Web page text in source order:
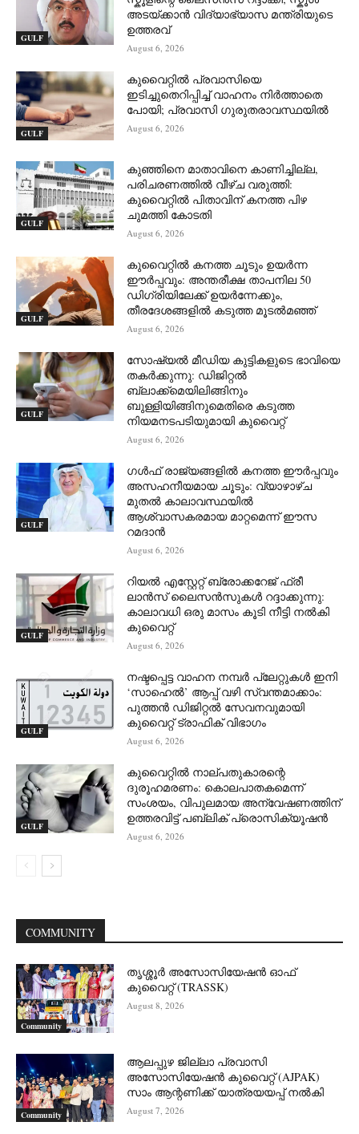
GULF
അടയ്ക്കാൻ വിദ്യാഭ്യാസ മന്ത്രിയുടെ
ഉത്തരവ്
August 6, 2026
GULF
കുവൈറ്റിൽ പ്രവാസിയെ
ഇടിച്ചുതെറിപ്പിച്ച് വാഹനം നിർത്താതെ
പോയി; പ്രവാസി ഗുരുതരാവസ്ഥയിൽ
August 6, 2026
GULF
കുഞ്ഞിനെ മാതാവിനെ കാണിച്ചില്ല,
പരിചരണത്തിൽ വീഴ്ച വരുത്തി:
കുവൈറ്റിൽ പിതാവിന് കനത്ത പിഴ
ചുമത്തി കോടതി
August 6, 2026
GULF
കുവൈറ്റിൽ കനത്ത ചൂടും ഉയർന്ന
ഈർപ്പവും: അന്തരീക്ഷ താപനില 50
ഡിഗ്രിയിലേക്ക് ഉയർന്നേക്കും,
തീരദേശങ്ങളിൽ കടുത്ത മൂടൽമഞ്ഞ്
August 6, 2026
GULF
സോഷ്യൽ മീഡിയ കുട്ടികളുടെ ഭാവിയെ
തകർക്കുന്നു: ഡിജിറ്റൽ
ബ്ലാക്ക്‌മെയിലിങ്ങിനും
ബുള്ളിയിങ്ങിനുമെതിരെ കടുത്ത
നിയമനടപടിയുമായി കുവൈറ്റ്
August 6, 2026
GULF
ഗൾഫ് രാജ്യങ്ങളിൽ കനത്ത ഈർപ്പവും
അസഹനീയമായ ചൂടും: വ്യാഴാഴ്ച
മുതൽ കാലാവസ്ഥയിൽ
ആശ്വാസകരമായ മാറ്റമെന്ന് ഈസ
റമദാൻ
August 6, 2026
GULF
റിയൽ എസ്റ്റേറ്റ് ബ്രോക്കറേജ് ഫ്രീ
ലാൻസ് ലൈസൻസുകൾ റദ്ദാക്കുന്നു:
കാലാവധി ഒരു മാസം കൂടി നീട്ടി നൽകി
കുവൈറ്റ്
August 6, 2026
GULF
നഷ്ടപ്പെട്ട വാഹന നമ്പർ പ്ലേറ്റുകൾ ഇനി
‘സാഹെൽ’ ആപ്പ് വഴി സ്വന്തമാക്കാം:
പുത്തൻ ഡിജിറ്റൽ സേവനവുമായി
കുവൈറ്റ് ട്രാഫിക് വിഭാഗം
August 6, 2026
GULF
കുവൈറ്റിൽ നാല്പതുകാരന്റെ
ദുരൂഹമരണം: കൊലപാതകമെന്ന്
സംശയം, വിപുലമായ അന്വേഷണത്തിന്
ഉത്തരവിട്ട് പബ്ലിക് പ്രൊസിക്യൂഷൻ
August 6, 2026
COMMUNITY
Community
തൃശ്ശൂർ അസോസിയേഷൻ ഓഫ്
കുവൈറ്റ്‌ (TRASSK)
August 8, 2026
Community
ആലപ്പുഴ ജില്ലാ പ്രവാസി
അസോസിയേഷൻ കുവൈറ്റ് (AJPAK)
സാം ആന്റണിക്ക് യാത്രയയപ്പ് നൽകി
August 7, 2026